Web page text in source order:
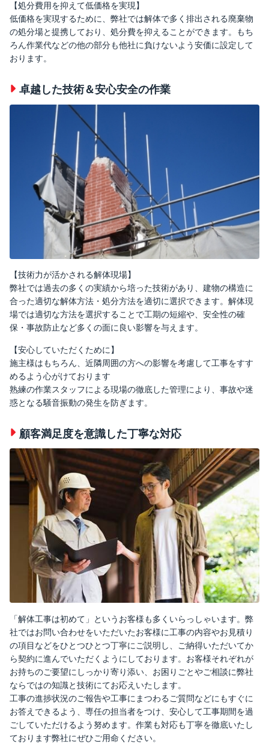
【処分費用を抑えて低価格を実現】
低価格を実現するために、弊社では解体で多く排出される廃棄物
の処分場と提携しており、処分費を抑えることができます。もち
ろん作業代などの他の部分も他社に負けないよう安価に設定して
おります。
卓越した技術＆安心安全の作業
【技術力が活かされる解体現場】
弊社では過去の多くの実績から培った技術があり、建物の構造に
合った適切な解体方法・処分方法を適切に選択できます。解体現
場では適切な方法を選択することで工期の短縮や、安全性の確
保・事故防止など多くの面に良い影響を与えます。
【安心していただくために】
施主様はもちろん、近隣周囲の方への影響を考慮して工事をすす
めるよう心がけております
熟練の作業スタッフによる現場の徹底した管理により、事故や迷
惑となる騒音振動の発生を防ぎます。
顧客満足度を意識した丁寧な対応
「解体工事は初めて」というお客様も多くいらっしゃいます。弊
社ではお問い合わせをいただいたお客様に工事の内容やお見積り
の項目などをひとつひとつ丁寧にご説明し、ご納得いただいてか
ら契約に進んでいただくようにしております。お客様それぞれが
お持ちのご要望にしっかり寄り添い、お困りごとやご相談に弊社
ならではの知識と技術にてお応えいたします。
工事の進捗状況のご報告や工事にまつわるご質問などにもすぐに
お答えできるよう、専任の担当者をつけ、安心して工事期間を過
ごしていただけるよう努めます。作業も対応も丁寧を徹底いたし
ております弊社にぜひご用命ください。